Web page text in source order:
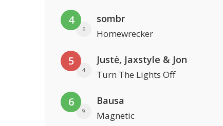
4
6
sombr
Homewrecker
5
4
Justė, Jaxstyle & Jon
Turn The Lights Off
6
9
Bausa
Magnetic